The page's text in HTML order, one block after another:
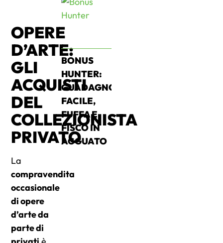
OPERE
D’ARTE:
GLI
ACQUISTI
DEL
COLLEZIONISTA
PRIVATO
La
compravendita
occasionale
di opere
d’arte da
parte di
BONUS
HUNTER:
GUADAGNO
FACILE,
FUFFA E
FISCO IN
AGGUATO